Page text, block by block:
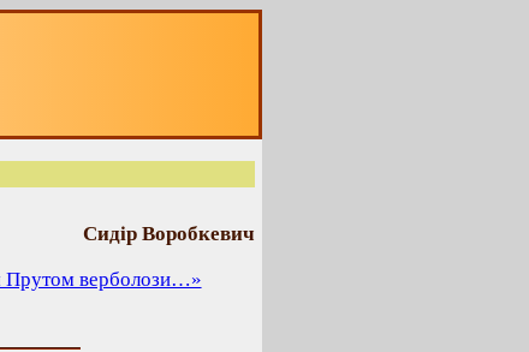
Сидір Воробкевич
Прутом верболози…»